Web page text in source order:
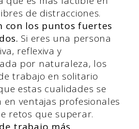
de distracciones.
con los puntos fuertes
Si eres una persona
reflexiva y
por naturaleza, los
trabajo en solitario
estas cualidades se
en ventajas profesionales
retos que superar.
trabajo más